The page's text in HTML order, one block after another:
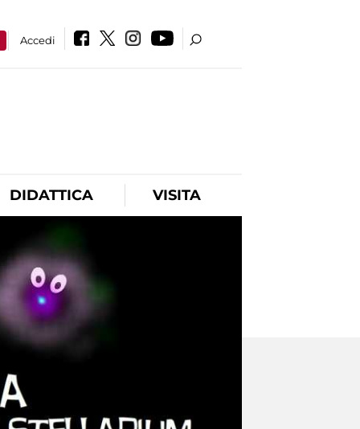
Accedi
DIDATTICA VISITA